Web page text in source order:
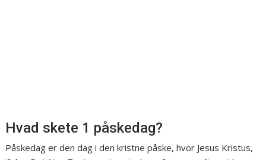
Hvad skete 1 påskedag?
Påskedag er den dag i den kristne påske, hvor Jesus Kristus,